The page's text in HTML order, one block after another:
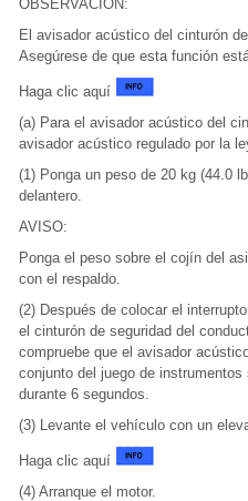
OBSERVACIÓN:
El avisador acústico del cinturón
Asegúrese de que esta función
Haga clic aquí
(a) Para el avisador acústico del
avisador acústico regulado por la
(1) Ponga un peso de 20 kg (44.0
delantero.
AVISO:
Ponga el peso sobre el cojín del
con el respaldo.
(2) Después de colocar el
el cinturón de seguridad del
compruebe que el avisador
conjunto del juego de
durante 6 segundos.
(3) Levante el vehículo con un
Haga clic aquí
(4) Arranque el motor.